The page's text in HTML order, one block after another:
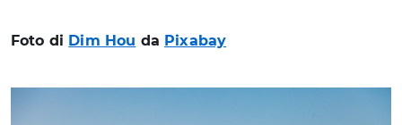
Foto di Dim Hou da Pixabay